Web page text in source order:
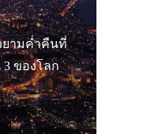
ยามค่ำคืนที่
3 ของโลก